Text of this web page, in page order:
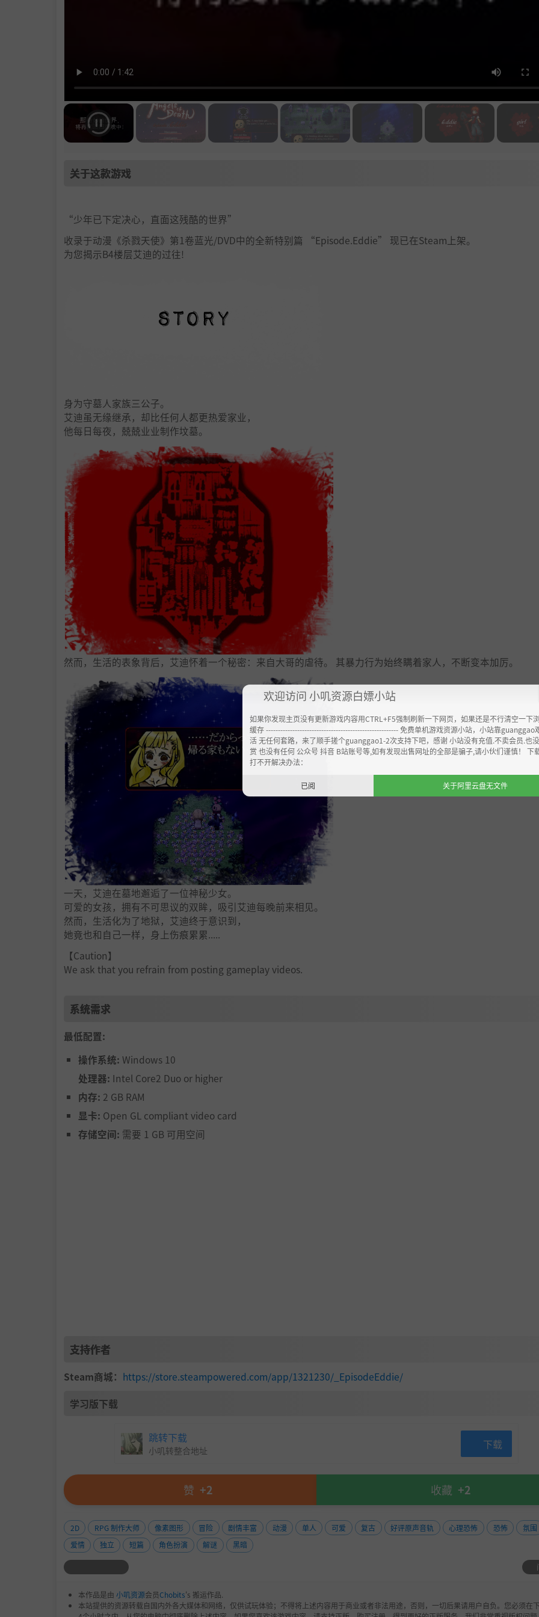
关于这款游戏
“少年已下定决心，直面这残酷的世界”
收录于动漫《杀戮天使》第1卷蓝光/DVD中的全新特别篇 “Episode.Eddie” 现已在Steam上架。
为您揭示B4楼层艾迪的过往!
身为守墓人家族三公子。
艾迪虽无缘继承，却比任何人都更热爱家业，
他每日每夜，兢兢业业制作坟墓。
然而，生活的表象背后，艾迪怀着一个秘密：来自大哥的虐待。 其暴力行为始终瞒着家人，不断变本加厉。
一天，艾迪在墓地邂逅了一位神秘少女。
可爱的女孩，拥有不可思议的双眸，吸引艾迪每晚前来相见。
然而，生活化为了地狱，艾迪终于意识到，
她竟也和自己一样，身上伤痕累累.....
【Caution】
We ask that you refrain from posting gameplay videos.
系统需求
最低配置:
操作系统: Windows 10
处理器: Intel Core2 Duo or higher
内存: 2 GB RAM
显卡: Open GL compliant video card
存储空间: 需要 1 GB 可用空间
支持作者
Steam商城： https://store.steampowered.com/app/1321230/_EpisodeEddie/
学习版下载
跳转下载
小叽转整合地址 下载
赞 +2 收藏 +2
2D RPG 制作大师 像素图形 冒险 剧情丰富 动漫 单人 可爱 复古 好评原声音轨 心理恐怖 恐怖
氛围
爱情
独立 短篇 角色扮演 解谜 黑暗
本作品是由 小叽资源会员Chobits's 搬运作品.
本站提供的资源转载自国内外各大媒体和网络，仅供试玩体验；不得将上述内容用于商业或者非法用途，否则，一切后果请用户自负。您必须在
欢迎访问 小叽资源白嫖小站
如果你发现主页没有更新游戏内容用CTRL+F5强制刷新一下网页，如果还是不行清空一下
缓存 ------------------------------------------------------- 免费单机游戏资源小站，小站靠guanggao
活 无任何套路，来了顺手搓个guanggao1-2次支持下吧，感谢 小站没有充值.不卖会员.也
赏 也没有任何 公众号 抖音 B站账号等,如有发现出售网址的全部是骗子,请小伙们谨慎！ 下
打不开解决办法：
已阅 关于阿里云盘无文件